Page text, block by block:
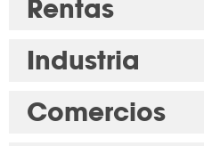
Rentas
Industria
Comercios